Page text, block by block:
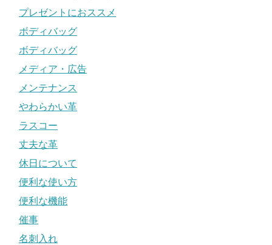
プレゼントにおススメ
ボディバッグ
ボディバッグ
メディア・広告
メンテナンス
やわらかい革
ラスコー
丈夫な革
休日について
便利な使い方
便利な機能
催事
名刺入れ